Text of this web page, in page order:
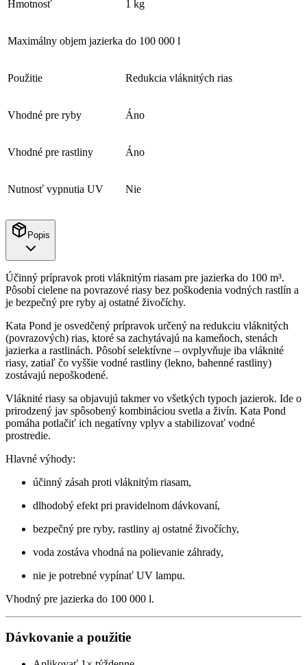
Hmotnosť 1 kg
Maximálny objem jazierka do 100 000 l
Použitie Redukcia vláknitých rias
Vhodné pre ryby Áno
Vhodné pre rastliny Áno
Nutnosť vypnutia UV Nie
Popis
Účinný prípravok proti vláknitým riasam pre jazierka do 100 m³.
Pôsobí cielene na povrazové riasy bez poškodenia vodných rastlín a
je bezpečný pre ryby aj ostatné živočíchy.
Kata Pond je osvedčený prípravok určený na redukciu vláknitých
(povrazových) rias, ktoré sa zachytávajú na kameňoch, stenách
jazierka a rastlinách. Pôsobí selektívne – ovplyvňuje iba vláknité
riasy, zatiaľ čo vyššie vodné rastliny (lekno, bahenné rastliny)
zostávajú nepoškodené.
Vláknité riasy sa objavujú takmer vo všetkých typoch jazierok. Ide o
prirodzený jav spôsobený kombináciou svetla a živín. Kata Pond
pomáha potlačiť ich negatívny vplyv a stabilizovať vodné
prostredie.
Hlavné výhody:
účinný zásah proti vláknitým riasam,
dlhodobý efekt pri pravidelnom dávkovaní,
bezpečný pre ryby, rastliny aj ostatné živočíchy,
voda zostáva vhodná na polievanie záhrady,
nie je potrebné vypínať UV lampu.
Vhodný pre jazierka do 100 000 l.
Dávkovanie a použitie